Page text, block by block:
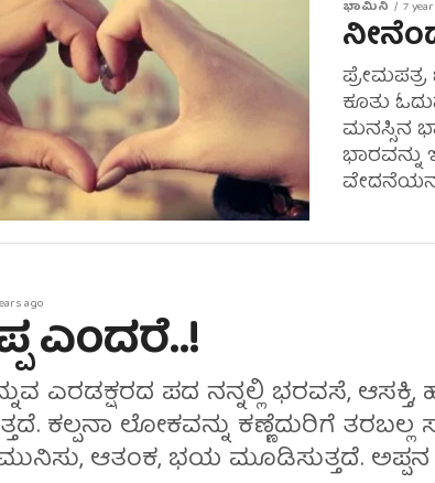
ಭಾಮಿನಿ 7
ಕೂತು
ಮನಸ್ಸಿನ
ಭಾರವನ್ನು
ago ಎಂದರೆ..!
ಎರಡಕ್ಷರದ ಪದ ನನ್ನಲ್ಲಿ ಭರವಸೆ,
ಕಲ್ಪನಾ ಲೋಕವನ್ನು ಕಣ್ಣೆದುರಿಗೆ
ಆತಂಕ, ಭಯ ಮೂಡಿಸುತ್ತದೆ. ಅಪ್ಪನ